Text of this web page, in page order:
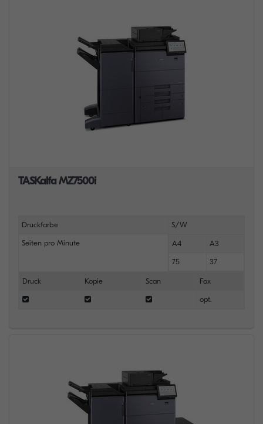
TASKalfa MZ7500i
Druckfarbe S/W
Seiten pro Minute A4 A3
75 37
Druck Kopie Scan Fax
opt.